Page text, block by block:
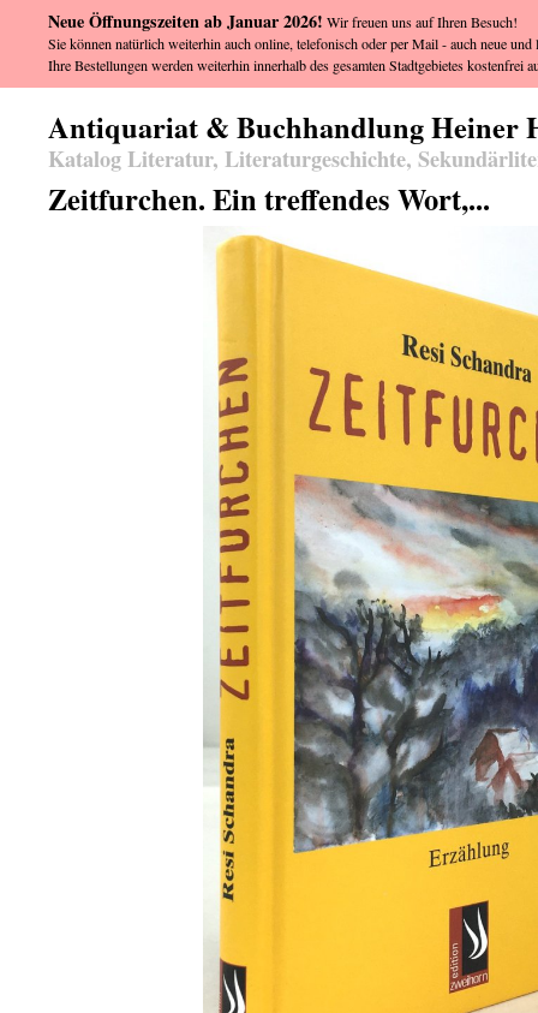
Antiquariat & Buchhandlung Heiner
Katalog Literatur, Literaturgeschichte,
Zeitfurchen. Ein treffendes Wort,...
Neue Öffnungszeiten ab Januar 2026! Wir freuen uns auf Ihren Besuch!
Sie können natürlich weiterhin auch online, telefonisch oder per Mail - auch neue
Ihre Bestellungen werden weiterhin innerhalb des gesamten Stadtgebietes kostenfrei